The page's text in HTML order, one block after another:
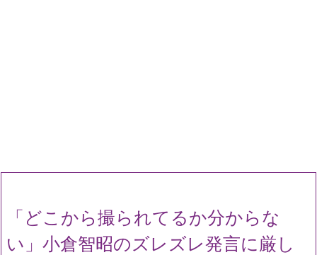
「どこから撮られてるか分からな
い」小倉智昭のズレズレ発言に厳し